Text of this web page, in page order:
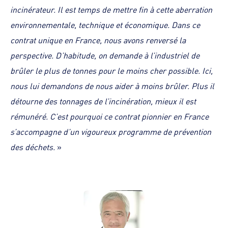
incinérateur. Il est temps de mettre fin à cette aberration
environnementale, technique et économique. Dans ce
contrat unique en France, nous avons renversé la
perspective. D’habitude, on demande à l’industriel de
brûler le plus de tonnes pour le moins cher possible. Ici,
nous lui demandons de nous aider à moins brûler. Plus il
détourne des tonnages de l’incinération, mieux il est
rémunéré. C’est pourquoi ce contrat pionnier en France
s’accompagne d’un vigoureux programme de prévention
des déchets. »